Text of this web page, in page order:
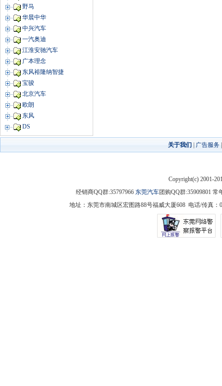
野马
华晨中华
中兴汽车
一汽奥迪
江淮安驰汽车
广本理念
东风裕隆纳智捷
宝骏
北京汽车
欧朗
东风
DS
关于我们 广告服务
Copyright(c) 2001-
经销商QQ群:35797966 东莞汽车团购QQ群:35909801
地址：东莞市南城区宏图路88号福威大厦608 电话/传真：